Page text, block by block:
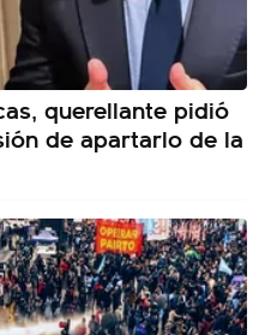
querellante pidió
de apartarlo de la